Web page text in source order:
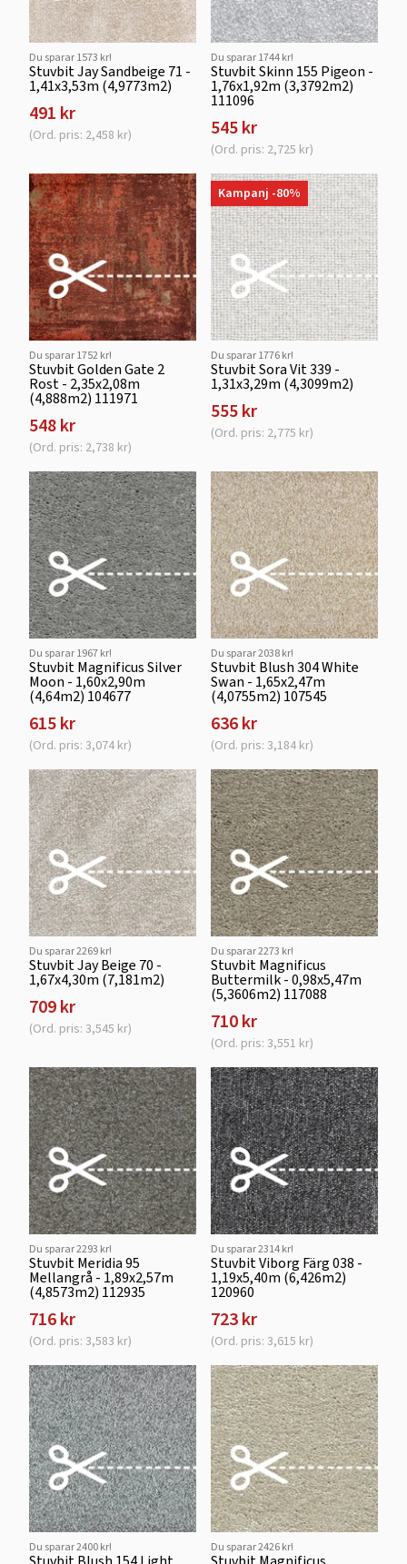
Du sparar 1573 kr!
Stuvbit Jay Sandbeige 71 -
1,41x3,53m (4,9773m2)
491 kr
(Ord. pris: 2,458 kr)
Du sparar 1744 kr!
Stuvbit Skinn 155 Pigeon -
1,76x1,92m (3,3792m2)
111096
545 kr
(Ord. pris: 2,725 kr)
Du sparar 1752 kr!
Stuvbit Golden Gate 2
Rost - 2,35x2,08m
(4,888m2) 111971
548 kr
(Ord. pris: 2,738 kr)
Kampanj -80%
Du sparar 1776 kr!
Stuvbit Sora Vit 339 -
1,31x3,29m (4,3099m2)
555 kr
(Ord. pris: 2,775 kr)
Du sparar 1967 kr!
Stuvbit Magnificus Silver
Moon - 1,60x2,90m
(4,64m2) 104677
615 kr
(Ord. pris: 3,074 kr)
Du sparar 2038 kr!
Stuvbit Blush 304 White
Swan - 1,65x2,47m
(4,0755m2) 107545
636 kr
(Ord. pris: 3,184 kr)
Du sparar 2269 kr!
Stuvbit Jay Beige 70 -
1,67x4,30m (7,181m2)
709 kr
(Ord. pris: 3,545 kr)
Du sparar 2273 kr!
Stuvbit Magnificus
Buttermilk - 0,98x5,47m
(5,3606m2) 117088
710 kr
(Ord. pris: 3,551 kr)
Du sparar 2293 kr!
Stuvbit Meridia 95
Mellangrå - 1,89x2,57m
(4,8573m2) 112935
716 kr
(Ord. pris: 3,583 kr)
Du sparar 2314 kr!
Stuvbit Viborg Färg 038 -
1,19x5,40m (6,426m2)
120960
723 kr
(Ord. pris: 3,615 kr)
Du sparar 2400 kr! Du sparar 2426 kr!